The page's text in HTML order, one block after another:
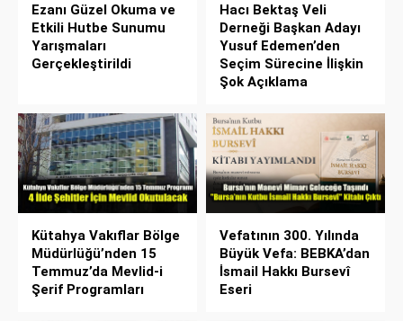
Ezanı Güzel Okuma ve
Etkili Hutbe Sunumu
Yarışmaları
Gerçekleştirildi
Hacı Bektaş Veli
Derneği Başkan Adayı
Yusuf Edemen’den
Seçim Sürecine İlişkin
Şok Açıklama
Kütahya Vakıflar Bölge
Müdürlüğü’nden 15
Temmuz’da Mevlid-i
Şerif Programları
Vefatının 300. Yılında
Büyük Vefa: BEBKA’dan
İsmail Hakkı Bursevî
Eseri